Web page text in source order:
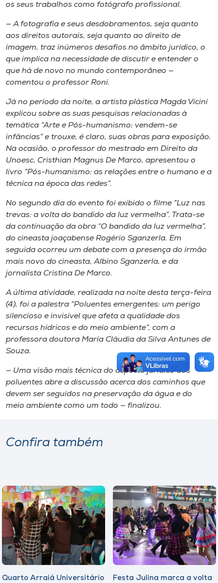
os seus trabalhos como fotógrafo profissional.
— A fotografia e seus desdobramentos, seja quanto
aos direitos autorais, seja quanto ao direito de
imagem, traz inúmeros desafios no âmbito jurídico, o
que implica na necessidade de discutir e entender o
que há de novo no mundo contemporâneo —
comentou o professor Roni.
Já no período da noite, a artista plástica Magda Vicini
explicou sobre as suas pesquisas relacionadas à
temática “Arte e Pós-humanismo: vendem-se
infâncias” e trouxe, é claro, suas obras para exposição.
Na ocasião, o professor do mestrado em Direito da
Unoesc, Cristhian Magnus De Marco, apresentou o
livro “Pós-humanismo: as relações entre o humano e a
técnica na época das redes”.
No segundo dia do evento foi exibido o filme “Luz nas
trevas: a volta do bandido da luz vermelha”. Trata-se
da continuação da obra “O bandido da luz vermelha”,
do cineasta joaçabense Rogério Sganzerla. Em
seguida ocorreu um debate com a presença do irmão
mais novo do cineasta, Albino Sganzerla, e da
jornalista Cristina De Marco.
A última atividade, realizada na noite desta terça-feira
(4), foi a palestra “Poluentes emergentes: um perigo
silencioso e invisível que afeta a qualidade dos
recursos hídricos e do meio ambiente”, com a
professora doutora Maria Cláudia da Silva Antunes de
Souza.
— Uma visão mais técnica do aspecto jurídico dos
poluentes abre a discussão acerca dos caminhos que
devem ser seguidos na preservação da água e do
meio ambiente como um todo — finalizou.
Confira também
Quarto Arraiá Universitário Festa Julina marca a volta